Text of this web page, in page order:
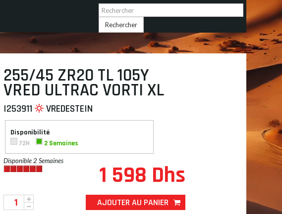
Rechercher
255/45 ZR20 TL 105Y
VRED ULTRAC VORTI XL
I253911 VREDESTEIN
Disponibilité
72H
2 Semaines
Disponible 2 Semaines
1 598 Dhs
AJOUTER AU PANIER